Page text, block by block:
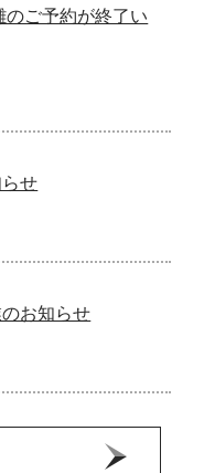
ご予約が終了い
せ
お知らせ